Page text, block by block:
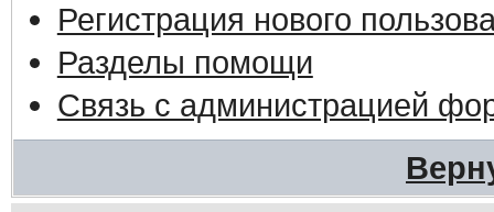
Регистрация нового
Разделы помощи
Связь с администрацией